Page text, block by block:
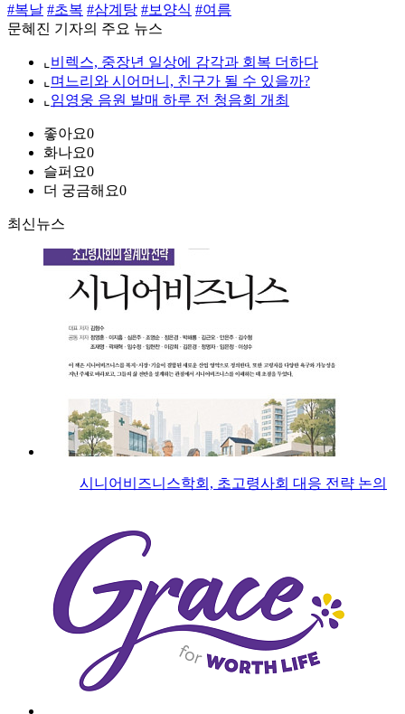
#복날 #초복 #삼계탕 #보양식 #여름
문혜진 기자의 주요 뉴스
⌞ 비렉스, 중장년 일상에 감각과 회복 더하다
⌞ 며느리와 시어머니, 친구가 될 수 있을까?
⌞ 임영웅 음원 발매 하루 전 청음회 개최
좋아요0
화나요0
슬퍼요0
더 궁금해요0
최신뉴스
시니어비즈니스학회, 초고령사회 대응 전략 논의